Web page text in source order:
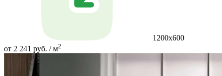
1200x600
от 2 241 руб. / м2